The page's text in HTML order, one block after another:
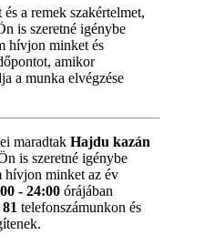
a remek szakértelmet,
is szeretné igénybe
hívjon minket és
amikor
a munka elvégzése
maradtak Hajdu kazán
is szeretné igénybe
hívjon minket az év
- 24:00 órájában
telefonszámunkon és